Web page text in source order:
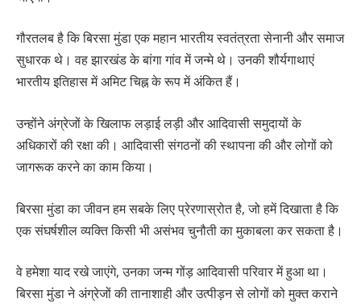
गौरतलब है कि बिरसा मुंडा एक महान भारतीय स्वतंत्रता सेनानी और समाज
सुधारक थे। वह झारखंड के बांगा गांव में जन्मे थे। उनकी शौर्यगाथाएं
भारतीय इतिहास में अमिट चिह्न के रूप में अंकित हैं।
उन्होंने अंग्रेजों के खिलाफ लड़ाई लड़ी और आदिवासी समुदायों के
अधिकारों की रक्षा की। आदिवासी संगठनों की स्थापना की और लोगों को
जागरूक करने का काम किया।
बिरसा मुंडा का जीवन हम सबके लिए प्रेरणास्रोत है, जो हमें दिखाता है कि
एक संघर्षशील व्यक्ति किसी भी असंभव चुनौती का मुकाबला कर सकता है।
वे हमेशा याद रखे जाएंगे, उनका जन्म गोंड़ आदिवासी परिवार में हुआ था।
बिरसा मुंडा ने अंग्रेजों की तानाशाही और उत्पीड़न से लोगों को मुक्त कराने